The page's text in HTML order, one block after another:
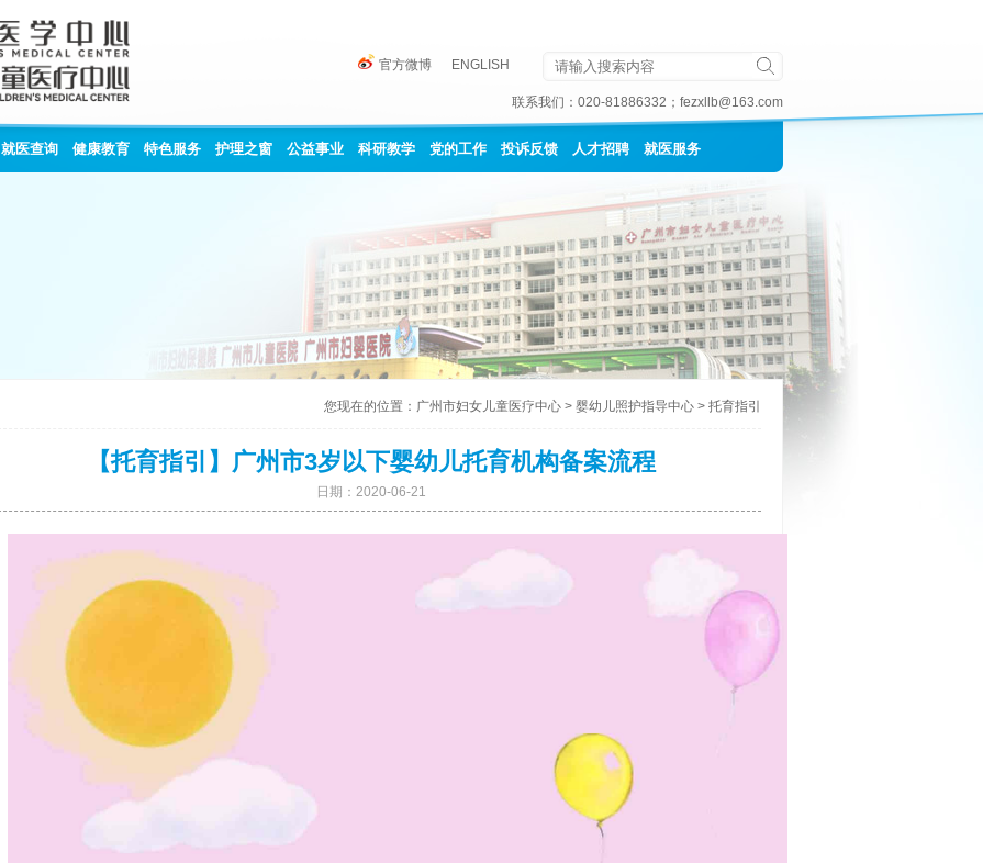
官方微博 ENGLISH
联系我们： 020-81886332 ； fezxllb@163.com
就医查询 健康教育 特色服务 护理之窗 公益事业 科研教学 党的工作 投诉反馈 人才招聘 就医服务
您现在的位置： 广州市妇女儿童医疗中心 > 婴幼儿照护指导中心 > 托育指引
【托育指引】广州市3岁以下婴幼儿托育机构备案流程
日期： 2020-06-21